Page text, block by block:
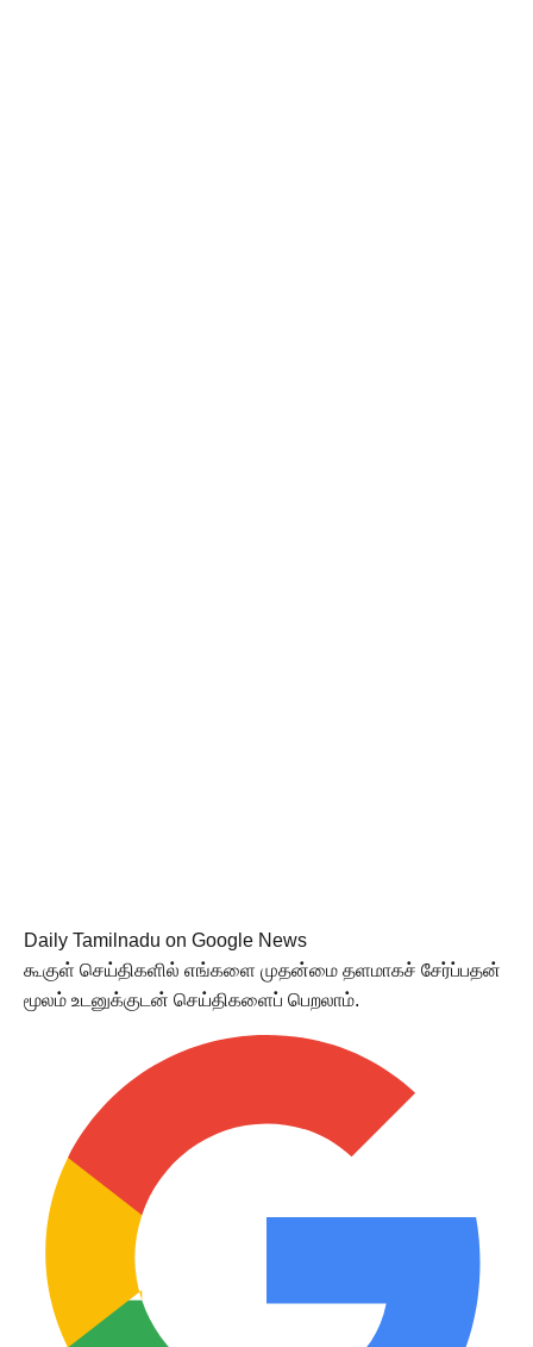
Daily Tamilnadu on Google News
கூகுள் செய்திகளில் எங்களை முதன்மை தளமாகச் சேர்ப்பதன்
மூலம் உடனுக்குடன் செய்திகளைப் பெறலாம்.